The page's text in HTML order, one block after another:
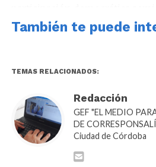
nuestra Carta Orgánica
todo el trabajo que se realiza
Mejoramiento Distrital (PMD).
Finalmente se eleva a la
Ciudadana para evaluar si los
tienen factibilidad técnica”.
En el CPC Centro América se
También te puede
TEMAS RELACIONADOS:
Redacción
GEF "EL MEDIO
DE
Ciudad de Córdoba